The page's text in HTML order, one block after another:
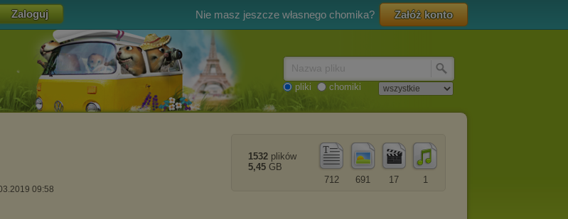
Nie masz jeszcze własnego chomika? Załóż konto
pliki chomiki
09:58
1
17
691
712
1532 plików
5,45 GB